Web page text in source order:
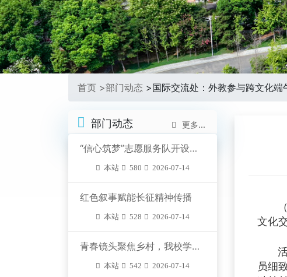
首页 >部门动态 >国际交流处：外教参与跨文化端
文化
员细
部门动态 更多...
​“信心筑梦”志愿服务队开设公益编程课堂
本站 580 2026-07-14
​红色叙事赋能长征精神传播
本站 528 2026-07-14
​青春镜头聚焦乡村，我校学子探访西洞庭管理…
本站 542 2026-07-14